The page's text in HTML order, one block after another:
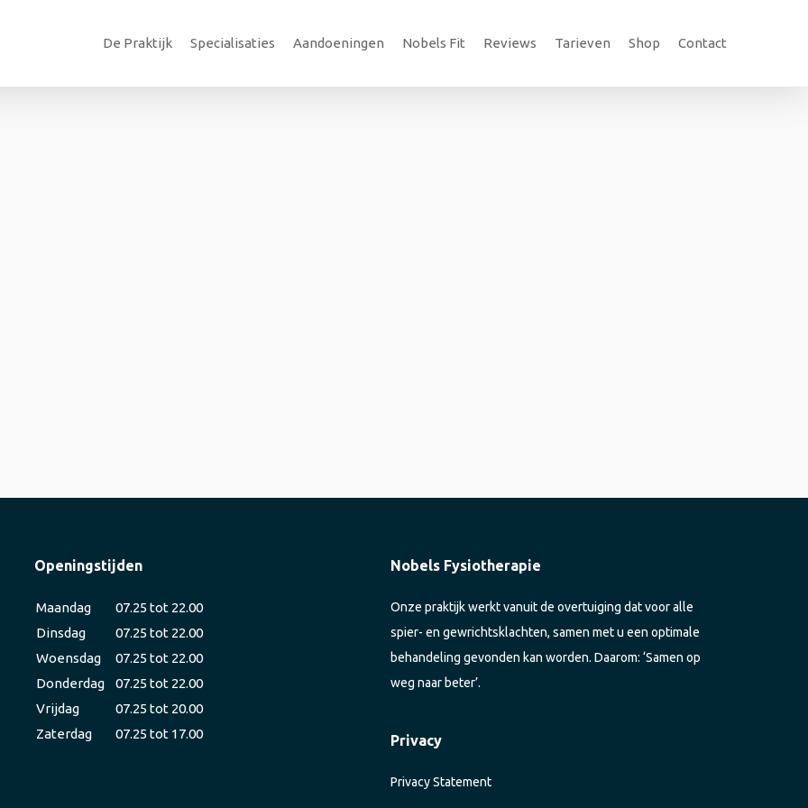
De Praktijk Specialisaties Aandoeningen Nobels Fit Reviews Tarieven Shop Contact
Openingstijden
Maandag
07.25 tot 22.00
Dinsdag
07.25 tot 22.00
Woensdag
07.25 tot 22.00
Donderdag
07.25 tot 22.00
Vrijdag
07.25 tot 20.00
Zaterdag
07.25 tot 17.00
Nobels Fysiotherapie
Onze praktijk werkt vanuit de overtuiging dat voor alle
spier- en gewrichtsklachten, samen met u een optimale
behandeling gevonden kan worden. Daarom: ‘Samen op
weg naar beter’.
Privacy
Privacy Statement